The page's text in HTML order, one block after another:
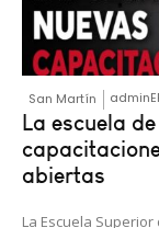
San Martín
La escuela
abiertas
La Escuela